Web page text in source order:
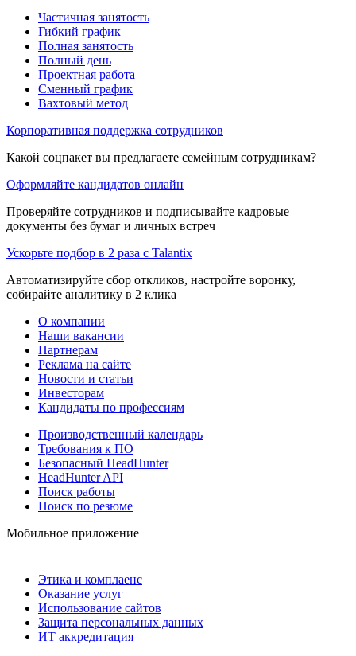
Частичная занятость
Гибкий график
Полная занятость
Полный день
Проектная работа
Сменный график
Вахтовый метод
Корпоративная поддержка сотрудников
Какой соцпакет вы предлагаете семейным сотрудникам?
Оформляйте кандидатов онлайн
Проверяйте сотрудников и подписывайте кадровые
документы без бумаг и личных встреч
Ускорьте подбор в 2 раза с Talantix
Автоматизируйте сбор откликов, настройте воронку,
собирайте аналитику в 2 клика
О компании
Наши вакансии
Партнерам
Реклама на сайте
Новости и статьи
Инвесторам
Кандидаты по профессиям
Производственный календарь
Требования к ПО
Безопасный HeadHunter
HeadHunter API
Поиск работы
Поиск по резюме
Мобильное приложение
Этика и комплаенс
Оказание услуг
Использование сайтов
Защита персональных данных
ИТ аккредитация